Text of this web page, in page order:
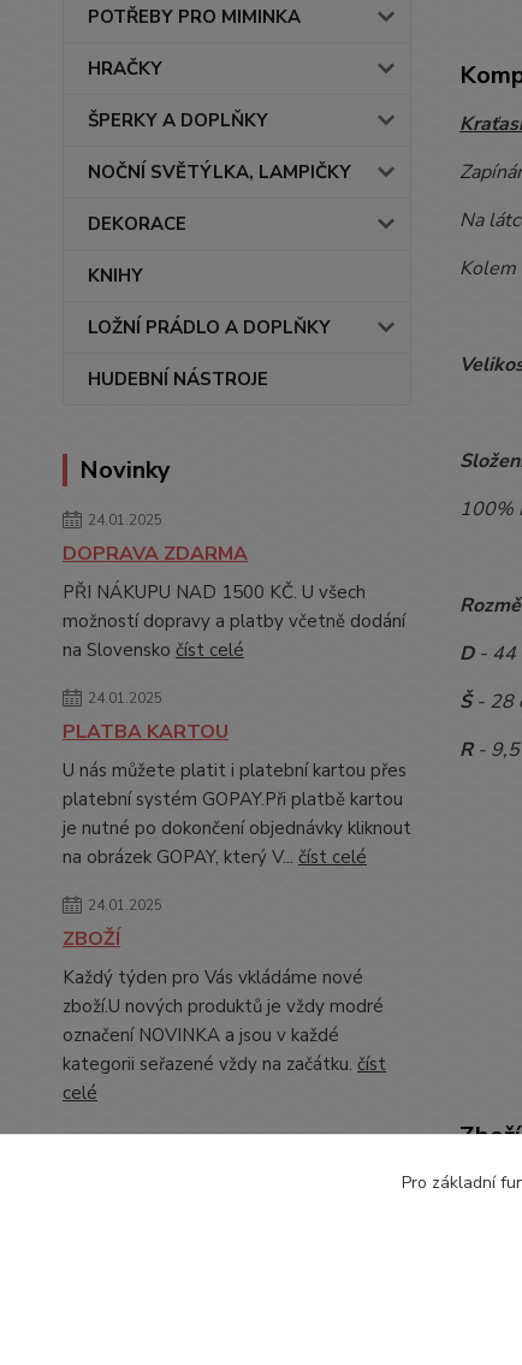
POTŘEBY PRO MIMINKA
HRAČKY
ŠPERKY A DOPLŇKY
NOČNÍ SVĚTÝLKA, LAMPIČKY
DEKORACE
KNIHY
LOŽNÍ PRÁDLO A DOPLŇKY
HUDEBNÍ NÁSTROJE
Novinky
24.01.2025
DOPRAVA ZDARMA
PŘI NÁKUPU NAD 1500 KČ. U všech
možností dopravy a platby včetně dodání
na Slovensko číst celé
24.01.2025
PLATBA KARTOU
U nás můžete platit i platební kartou přes
platební systém GOPAY.Při platbě kartou
je nutné po dokončení objednávky kliknout
na obrázek GOPAY, který V... číst celé
24.01.2025
ZBOŽÍ
Každý týden pro Vás vkládáme nové
zboží.U nových produktů je vždy modré
označení NOVINKA a jsou v každé
kategorii seřazené vždy na začátku. číst
celé
Na
Kolem
100%
D - 44
Š- 28
R- 9,5
Pro základní